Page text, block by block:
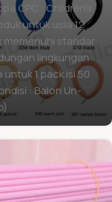
CPC : Children's
untuk usia 12
memenuhi standar
lingkungan
1 pack isi 50
: Balon Un-